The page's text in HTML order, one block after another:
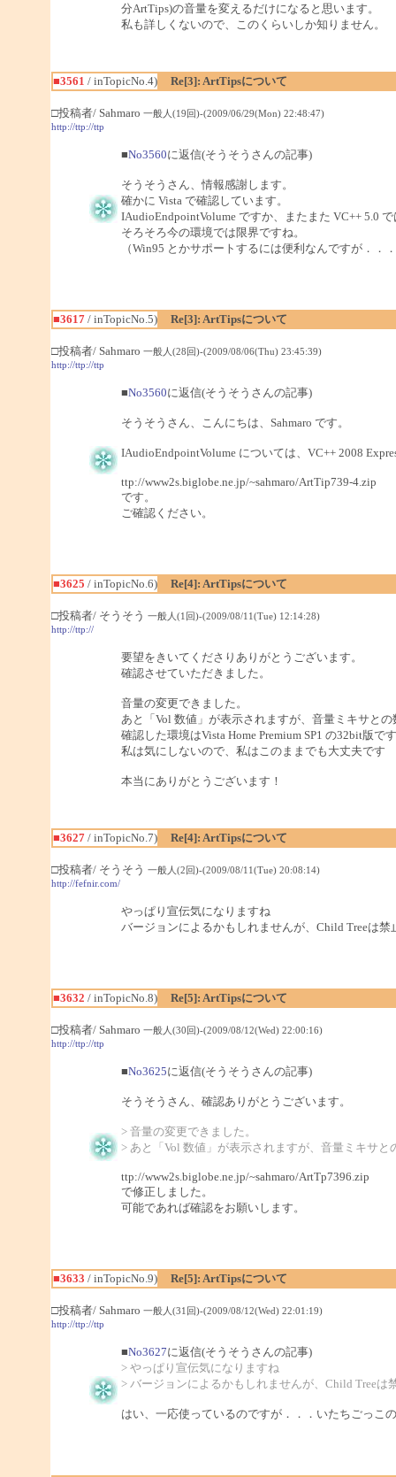
分ArtTips)の音量を変えるだけになると思います。
私も詳しくないので、このくらいしか知りません。
■3561 / inTopicNo.4) Re[3]: ArtTipsについて
□投稿者/ Sahmaro 一般人(19回)-(2009/06/29(Mon) 22:48:47)
http://ttp://ttp
■No3560に返信(そうそうさんの記事)
そうそうさん、情報感謝します。
確かに Vista で確認しています。
IAudioEndpointVolume ですか、またまた VC++ 5.0
そろそろ今の環境では限界ですね。
（Win95 とかサポートするには便利なんですが．．
■3617/ inTopicNo.5) Re[3]: ArtTipsについて
□投稿者/ Sahmaro 一般人(28回)-(2009/08/06(Thu) 23:45:39)
http://ttp://ttp
■No3560に返信(そうそうさんの記事)
そうそうさん、こんにちは、Sahmaro です。
IAudioEndpointVolume については、VC++ 2008
ttp://www2s.biglobe.ne.jp/~sahmaro/ArtTip739-4.zip
です。
ご確認ください。
■3625 / inTopicNo.6) Re[4]: ArtTipsについて
□投稿者/ そうそう 一般人(1回)-(2009/08/11(Tue) 12:14:28)
http://ttp://
要望をきいてくださりありがとうございます。
確認させていただきました。
音量の変更できました。
あと「Vol 数値」が表示されますが、音量ミキサと
確認した環境はVista Home Premium SP1 の32bit版で
私は気にしないので、私はこのままでも大丈夫です
本当にありがとうございます！
■3627/ inTopicNo.7) Re[4]: ArtTipsについて
□投稿者/ そうそう 一般人(2回)-(2009/08/11(Tue) 20:08:14)
http://fefnir.com/
やっぱり宣伝気になりますね
バージョンによるかもしれませんが、Child Treeは
■3632 / inTopicNo.8) Re[5]: ArtTipsについて
□投稿者/ Sahmaro 一般人(30回)-(2009/08/12(Wed) 22:00:16)
http://ttp://ttp
■No3625に返信(そうそうさんの記事)
そうそうさん、確認ありがとうございます。
> 音量の変更できました。
> あと「Vol 数値」が表示されますが、音量ミキサ
ttp://www2s.biglobe.ne.jp/~sahmaro/ArtTp7396.zip
で修正しました。
可能であれば確認をお願いします。
■3633 / inTopicNo.9) Re[5]: ArtTipsについて
□投稿者/ Sahmaro 一般人(31回)-(2009/08/12(Wed) 22:01:19)
http://ttp://ttp
■No3627に返信(そうそうさんの記事)
> やっぱり宣伝気になりますね
> バージョンによるかもしれませんが、Child Treeは
はい、一応使っているのですが．．．いたちごっこ